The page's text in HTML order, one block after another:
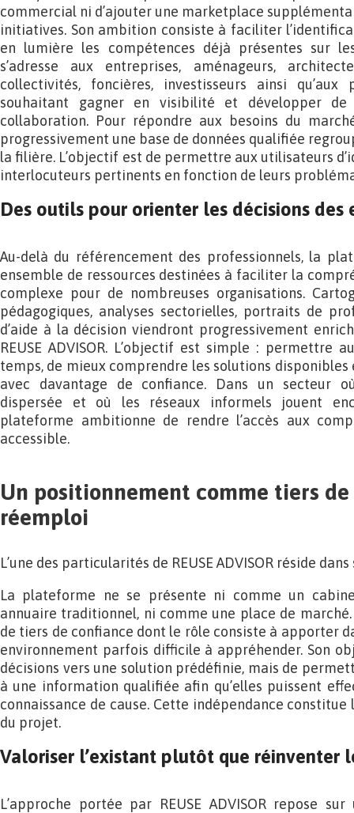
commercial ni d’ajouter une marketplace
initiatives. Son ambition consiste à faciliter
en lumière les compétences déjà présentes sur
s’adresse aux entreprises, aménageurs,
collectivités, foncières, investisseurs ainsi qu’aux
souhaitant gagner en visibilité et développer de
collaboration. Pour répondre aux besoins du
progressivement une base de données qualifiée
la filière. L’objectif est de permettre aux utilisateurs
interlocuteurs pertinents en fonction de leurs
Des outils pour orienter les décisions des
Au-delà du référencement des professionnels, la
ensemble de ressources destinées à faciliter la
complexe pour de nombreuses organisations.
pédagogiques, analyses sectorielles, portraits de
d’aide à la décision viendront progressivement
REUSE ADVISOR. L’objectif est simple : permettre
temps, de mieux comprendre les solutions
avec davantage de confiance. Dans un secteur
dispersée et où les réseaux informels jouent
plateforme ambitionne de rendre l’accès aux
accessible.
Un positionnement comme tiers
réemploi
L’une des particularités de REUSE ADVISOR réside
La plateforme ne se présente ni comme un
annuaire traditionnel, ni comme une place de
de tiers de confiance dont le rôle consiste à apporter
environnement parfois difficile à appréhender. Son
décisions vers une solution prédéfinie, mais de
à une information qualifiée afin qu’elles puissent
connaissance de cause. Cette indépendance
du projet.
Valoriser l’existant plutôt que réinventer
L’approche portée par REUSE ADVISOR repose